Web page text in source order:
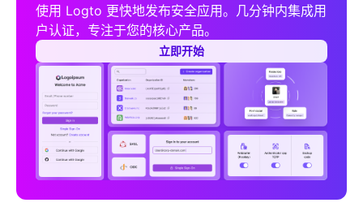
使用 Logto 更快地发布安全应用。几分钟内集成用
户认证，专注于您的核心产品。
立即开始